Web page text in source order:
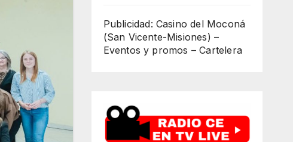
Publicidad: Casino del Moconá
(San Vicente-Misiones) –
Eventos y promos – Cartelera